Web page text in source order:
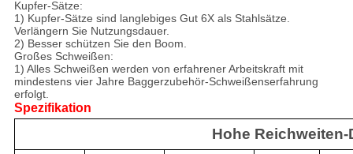
Kupfer-Sätze:
1) Kupfer-Sätze sind langlebiges Gut 6X als Stahlsätze.
Verlängern Sie Nutzungsdauer.
2) Besser schützen Sie den Boom.
Großes Schweißen:
1) Alles Schweißen werden von erfahrener Arbeitskraft mit
mindestens vier Jahre Baggerzubehör-Schweißenserfahrung
erfolgt.
Spezifikation
Hohe